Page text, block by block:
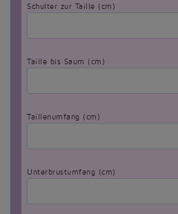
Schulter zur Taille (cm)
Taille bis Saum (cm)
Taillenumfang (cm)
Unterbrustumfang (cm)